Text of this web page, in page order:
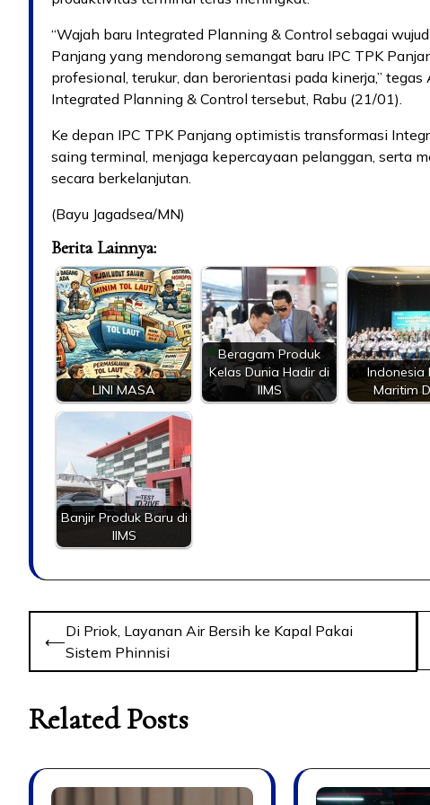
“Wajah baru Integrated Planning & Control sebagai
Panjang yang mendorong semangat baru IPC TPK
profesional, terukur, dan berorientasi pada kinerja,”
Integrated Planning & Control tersebut, Rabu (21/01).
Ke depan IPC TPK Panjang optimistis transformasi
saing terminal, menjaga kepercayaan pelanggan, serta
secara berkelanjutan.
(Bayu Jagadsea/MN)
Berita Lainnya:
LINI MASA
Beragam Produk
Kelas Dunia Hadir di
IIMS
Indonesia
Maritim
Banjir Produk Baru di
IIMS
⟵
Di Priok, Layanan Air Bersih ke Kapal Pakai
Sistem Phinnisi
Related Posts